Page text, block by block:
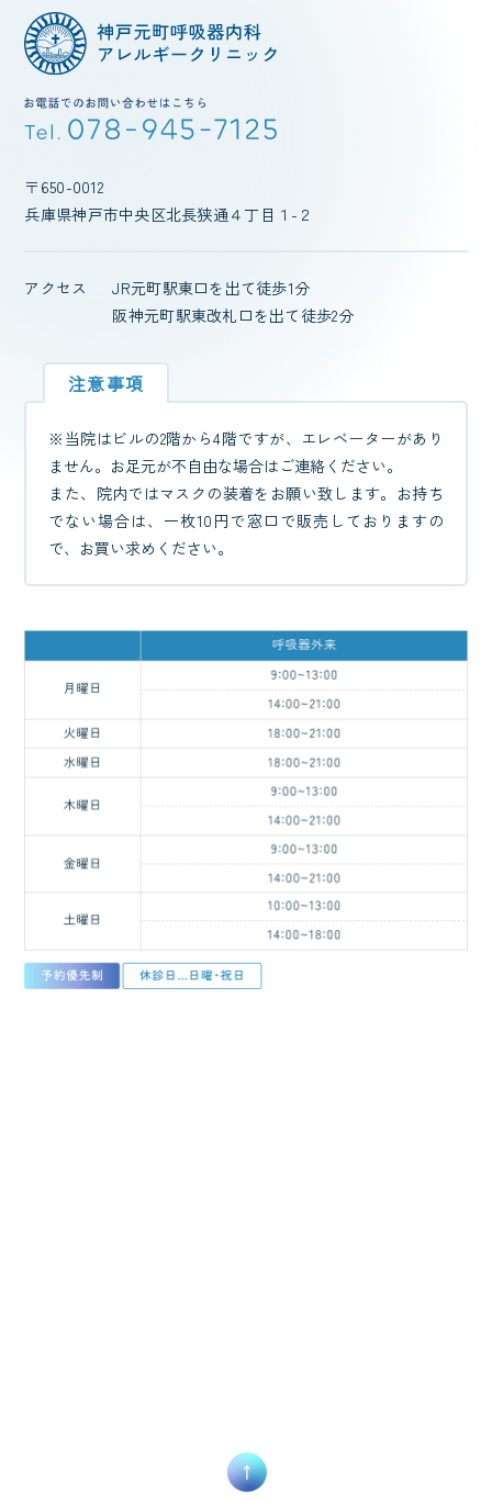
〒650-0012
兵庫県神戸市中央区北長狭通４丁目１-２
アクセス
JR元町駅東口を出て徒歩1分
阪神元町駅東改札口を出て徒歩2分
注意事項
※当院はビルの2階から4階ですが、エレベーターがあり
ません。お足元が不自由な場合はご連絡ください。
また、院内ではマスクの装着をお願い致します。お持ち
でない場合は、一枚10円で窓口で販売しておりますの
で、お買い求めください。